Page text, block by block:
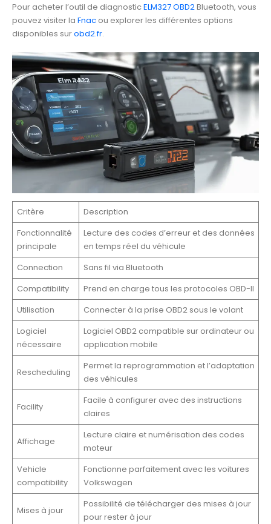
Pour acheter l’outil de diagnosticELM327 OBD2Bluetooth, vous
pouvez visiter la Fnac ou explorer les différentes options
disponibles surobd2.fr.
Critère
Description
Fonctionnalité
principale
Lecture des codes d’erreur et des données
en temps réel du véhicule
Connection
Sans fil via Bluetooth
Compatibility
Prend en charge tous les protocoles OBD-II
Utilisation
Connecter à la prise OBD2 sous le volant
Logiciel
nécessaire
Logiciel OBD2 compatible sur ordinateur ou
application mobile
Rescheduling
Permet la reprogrammation et l’adaptation
des véhicules
Facility
Facile à configurer avec des instructions
claires
Affichage
Lecture claire et numérisation des codes
moteur
Vehicle
compatibility
Fonctionne parfaitement avec les voitures
Volkswagen
Mises à jour
Possibilité de télécharger des mises à jour
pour rester à jour